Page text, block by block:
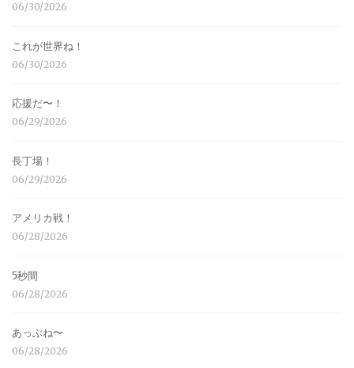
06/30/2026
これが世界ね！
06/30/2026
応援だ〜！
06/29/2026
長丁場！
06/29/2026
アメリカ戦！
06/28/2026
5秒間
06/28/2026
あっぶね〜
06/28/2026